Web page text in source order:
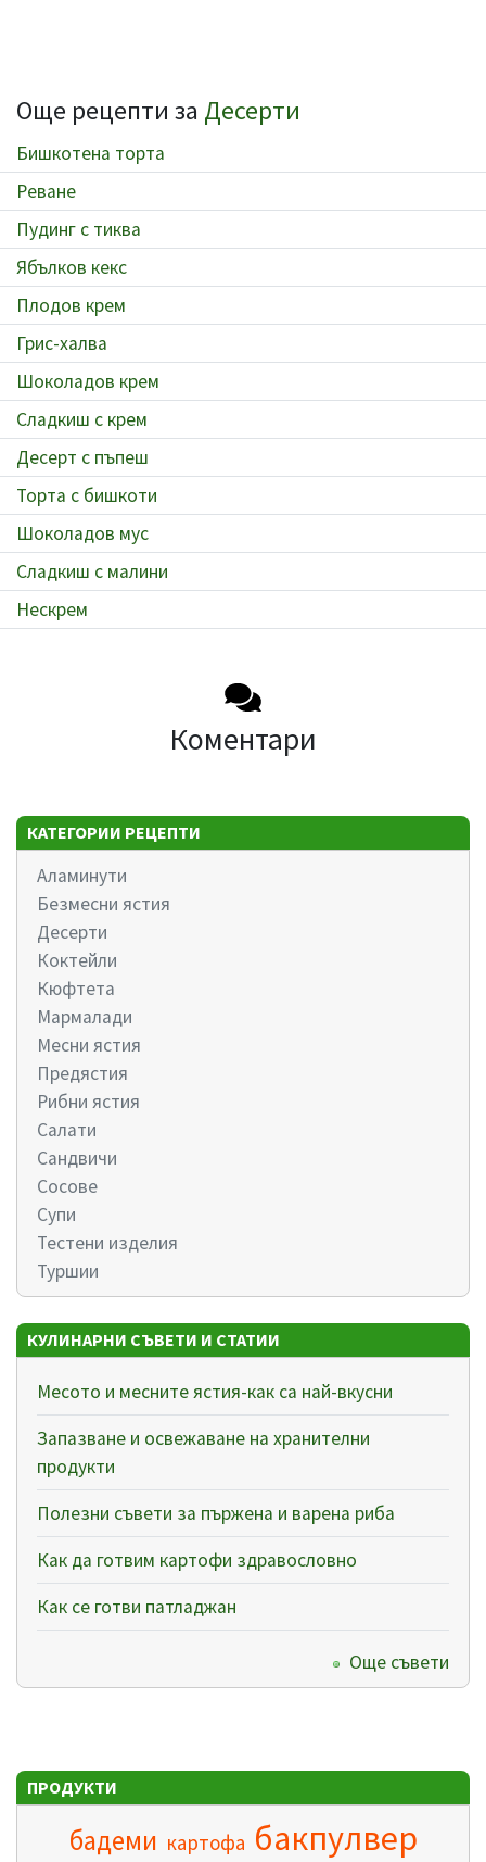
Още рецепти за Десерти
Бишкотена торта
Реване
Пудинг с тиква
Ябълков кекс
Плодов крем
Грис-халва
Шоколадов крем
Сладкиш с крем
Десерт с пъпеш
Торта с бишкоти
Шоколадов мус
Сладкиш с малини
Нескрем
Коментари
КАТЕГОРИИ РЕЦЕПТИ
Аламинути
Безмесни ястия
Десерти
Коктейли
Кюфтета
Мармалади
Месни ястия
Предястия
Рибни ястия
Салати
Сандвичи
Сосове
Супи
Тестени изделия
Туршии
КУЛИНАРНИ СЪВЕТИ И СТАТИИ
Месото и месните ястия-как са най-вкусни
Запазване и освежаване на хранителни
продукти
Полезни съвети за пържена и варена риба
Как да готвим картофи здравословно
Как се готви патладжан
Още съвети
ПРОДУКТИ
бадеми картофа бакпулвер